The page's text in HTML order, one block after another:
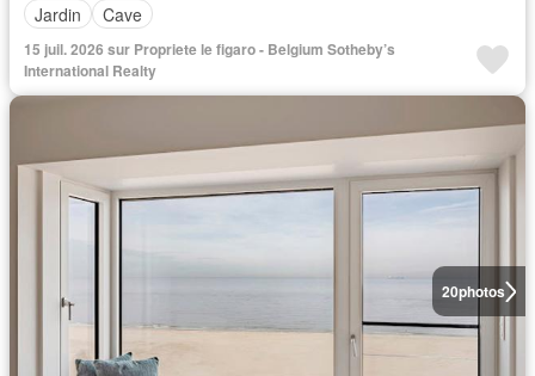
Jardin
Cave
15 juil. 2026 sur Propriete le figaro - Belgium Sotheby’s
International Realty
20photos